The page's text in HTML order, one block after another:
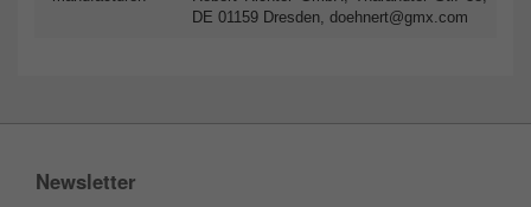
DE 01159 Dresden, doehnert@gmx.com
Newsletter